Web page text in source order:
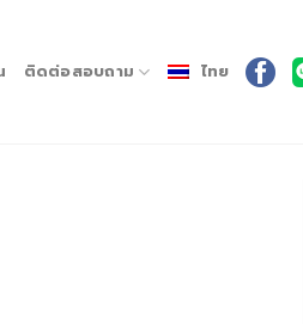
ติดต่อสอบถาม ไทย